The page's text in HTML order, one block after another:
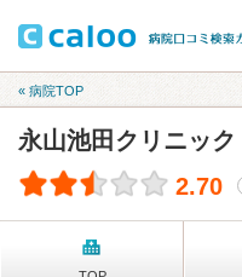
« 病院TOP
永山池田クリニック
2.70